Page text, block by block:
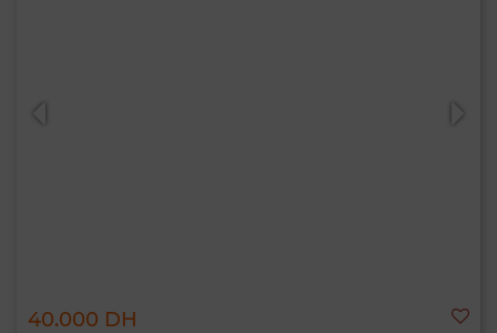
40.000 DH